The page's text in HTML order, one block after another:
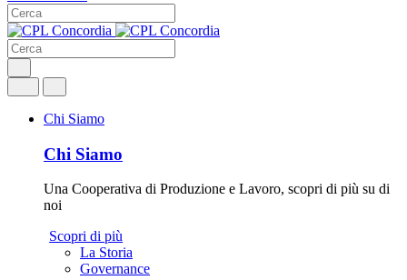
Chi Siamo
Chi Siamo
Una Cooperativa di Produzione e Lavoro, scopri di più su di
noi
Scopri di più
La Storia
Governance